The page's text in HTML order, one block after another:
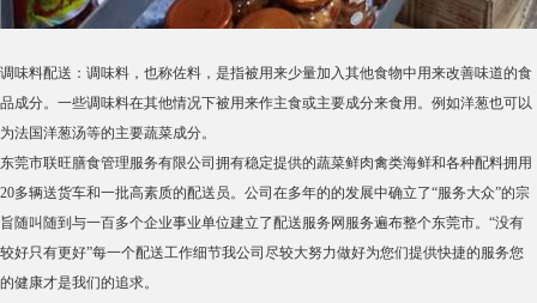
调味料配送：调味料，也称佐料，是指被用来少量加入其他食物中用来改善味道的食
品成分。一些调味料在其他情况下被用来作主食或主要成分来食用。例如洋葱也可以
为法国洋葱汤等的主要蔬菜成分。
东莞市联旺膳食管理服务有限公司拥有稳定提供的蔬菜鲜肉禽类海鲜和各种配料拥用
20多辆送货车和一批高素质的配送员。公司在多年的的发展中确立了“服务大众”的宗
旨随叫随到与一百多个企业事业单位建立了配送服务网服务遍布整个东莞市。“没有
较好只有更好”每一个配送工作细节我公司尽较大努力做好为您们提供快捷的服务您
的健康才是我们的追求。